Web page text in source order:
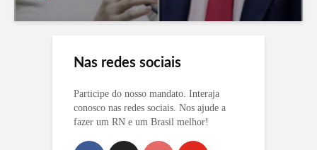
Nas redes sociais
Participe do nosso mandato. Interaja
conosco nas redes sociais. Nos ajude a
fazer um RN e um Brasil melhor!